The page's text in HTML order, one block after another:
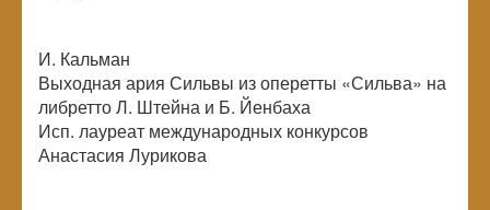
И. Кальман
Выходная ария Сильвы из оперетты «Сильва» на
либретто Л. Штейна и Б. Йенбаха
Исп. лауреат международных конкурсов
Анастасия Лурикова